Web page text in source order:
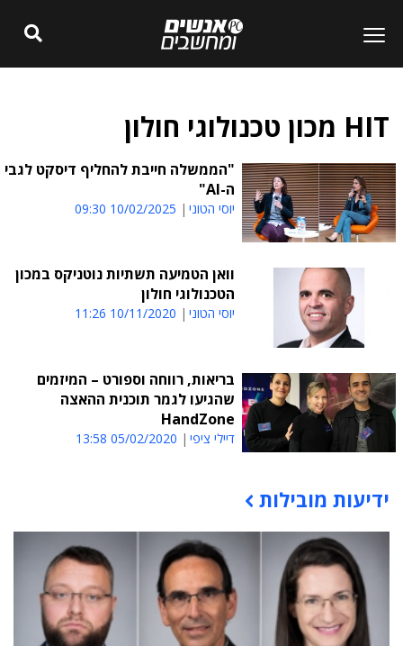
HIT מכון טכנולוגי חולון
"הממשלה חייבת להחליף דיסקט לגבי
ה-AI"
יוסי הטוני 10/02/2025 09:30
וואן הטמיעה תשתיות נוטניקס במכון
הטכנולוגי חולון
יוסי הטוני 10/11/2020 11:26
בריאות, רווחה וספורט – המיזמים
שהגיעו לגמר תוכנית ההאצה
HandZone
דיילי ציפי 05/02/2020 13:58
תוכן פרסומי
ידיעות מובילות